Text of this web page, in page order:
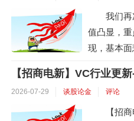
斑，预计
当前位置赔
矿...
我们
值凸显，
现，基本
历史底部。
份开始企稳
数据表现
【招商电新】VC行业更
2026-07-29 谈股论金 评论
【招